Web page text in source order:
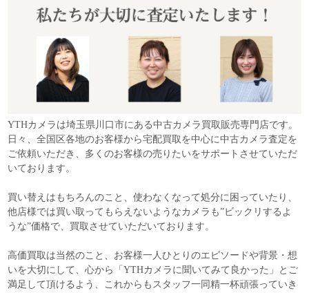
YTHカメラは埼玉県川口市にある中古カメラ買取販売専門店です。
日々、全国区各地のお客様から宅配買取を中心に中古カメラ査定を
ご依頼いただき、多くのお客様の売りたいをサポートさせていただ
いております。
買い替えはもちろんのこと、使わなくなって処分に困っていたり、
他店様では買い取ってもらえないようなカメラも”ビックリするよ
うな”価格で、買取させていただいております。
高価買取は当然のこと、お客様一人ひとりのエピソードや背景・想
いを大切にして、心から「YTHカメラに聞いてみて良かった」とご
満足して頂けるよう、これからもスタッフ一同精一杯頑張っていき